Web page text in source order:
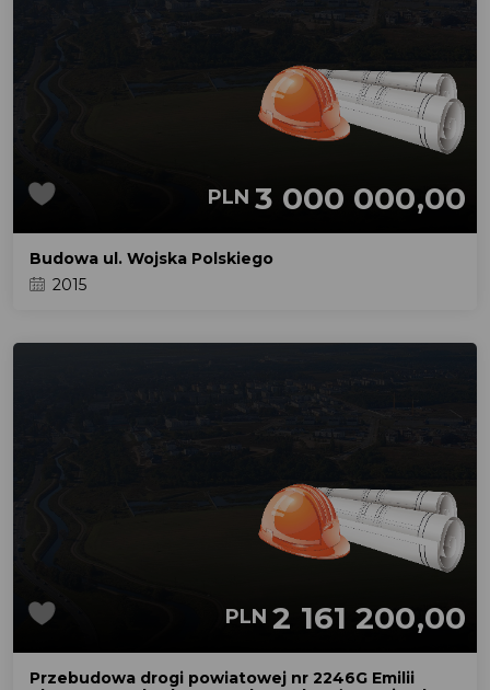
PLN 3 000 000,00
Budowa ul. Wojska Polskiego
2015
PLN2 161 200,00
Przebudowa drogi powiatowej nr 2246G Emilii